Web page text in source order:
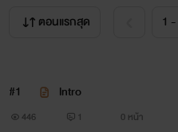
1.นิยายเรื่องนี้เป็นแนว
2.เนื้อหา ตัวละคร สถาน
ตอนแรกสุด
#1 lntro
446 1 0 หน้า